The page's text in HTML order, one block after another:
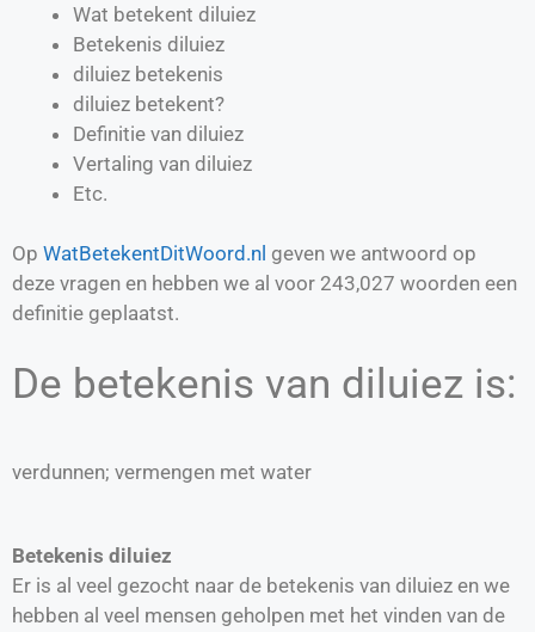
Wat betekent diluiez
Betekenis diluiez
diluiez betekenis
diluiez betekent?
Definitie van diluiez
Vertaling van diluiez
Etc.
Op WatBetekentDitWoord.nl geven we antwoord op
deze vragen en hebben we al voor 243,027 woorden een
definitie geplaatst.
De betekenis van diluiez is:
verdunnen; vermengen met water
Betekenis diluiez
Er is al veel gezocht naar de betekenis van diluiez en we
hebben al veel mensen geholpen met het vinden van de